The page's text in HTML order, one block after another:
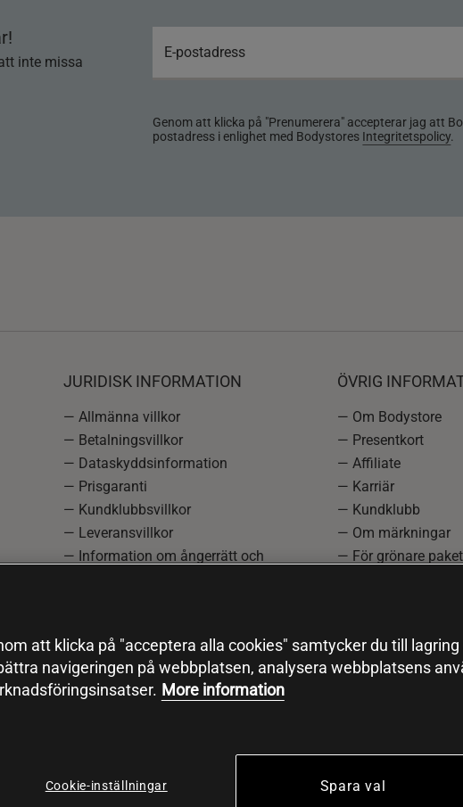
inte missa
Genom att klicka på "Prenumerera" accepterar jag att
postadress i enlighet med Bodystores Integritetspolicy.
JURIDISK INFORMATION
— Allmänna villkor
— Betalningsvillkor
— Dataskyddsinformation
— Prisgaranti
— Kundklubbsvillkor
— Leveransvillkor
— Information om ångerrätt och
ÖVRIG
— Om Bodystore
— Presentkort
— Affiliate
— Karriär
— Kundklubb
— Om märkningar
— För grönare paket
att klicka på "acceptera alla cookies" samtycker du till
navigeringen på webbplatsen, analysera webbplatsens
More information
Cookie-inställningar Spara val